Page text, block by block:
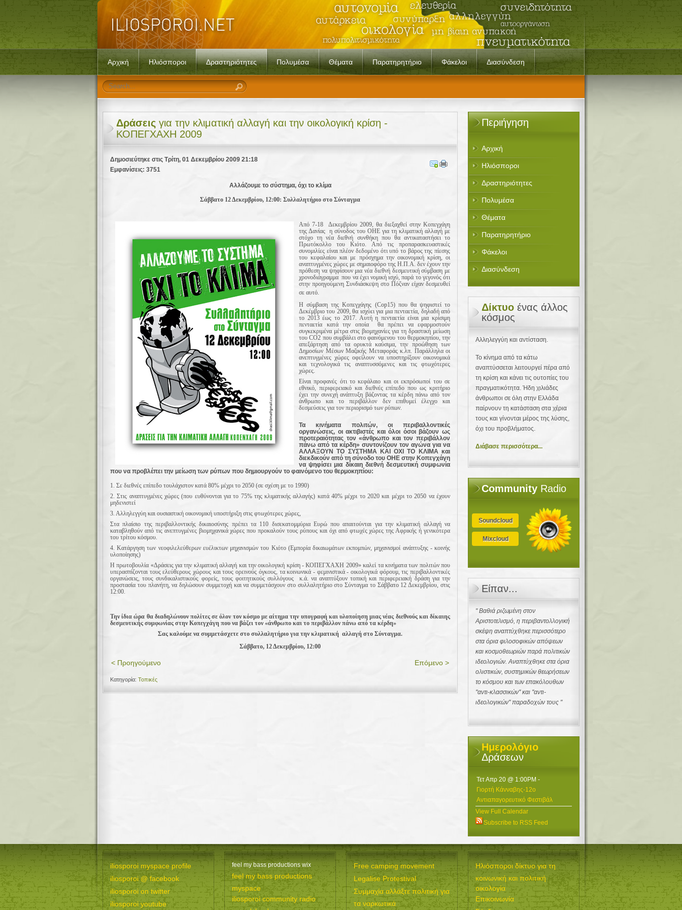
Αρχική Ηλιόσποροι Δραστηριότητες Πολυμέσα Θέματα Παρατηρητήριο Φάκελοι Διασύνδεση
Δράσεις για την κλιματική αλλαγή και την οικολογική κρίση -
ΚΟΠΕΓΧΑΧΗ 2009
Δημοσιεύτηκε στις Τρίτη, 01 Δεκεμβρίου 2009 21:18
Εμφανίσεις: 3751
Αλλάζουμε το σύστημα, όχι το κλίμα
Σάββατο 12 Δεκεμβρίου, 12:00: Συλλαλητήριο στο Σύνταγμα
Από 7-18 Δεκεμβρίου 2009, θα διεξαχθεί στην Κοπεγχάγη
της Δανίας η σύνοδος του ΟΗΕ για τη κλιματική αλλαγή με
στόχο τη νέα διεθνή συνθήκη που θα αντικαταστήσει το
Πρωτόκολλο του Κιότο. Από τις προπαρασκευαστικές
συνομιλίες είναι πλέον δεδομένο ότι υπό το βάρος της πίεσης
του κεφαλαίου και με πρόσχημα την οικονομική κρίση, οι
αναπτυγμένες χώρες με σημαιοφόρο της Η.Π.Α. δεν έχουν την
πρόθεση να ψηφίσουν μια νέα διεθνή δεσμευτική σύμβαση με
χρονοδιάγραμμα που να έχει νομική ισχύ, παρά το γεγονός ότι
στην προηγούμενη Συνδιάσκεψη στο Πόζναν είχαν δεσμευθεί
σε αυτό.
Η σύμβαση της Κοπεγχάγης (Cop15) που θα ψηφιστεί το
Δεκέμβριο του 2009, θα ισχύει για μια πενταετία, δηλαδή από
το 2013 έως το 2017. Αυτή η πενταετία είναι μια κρίσιμη
πενταετία κατά την οποία θα πρέπει να εφαρμοστούν
συγκεκριμένα μέτρα στις βιομηχανίες για τη δραστική μείωση
τουCO2 που συμβάλει στο φαινόμενου του θερμοκηπίου, την
απεξάρτηση από τα ορυκτά καύσιμα, την προώθηση των
Δημοσίων Μέσων Μαζικής Μεταφοράς κ.λπ. Παράλληλα οι
ανεπτυγμένες χώρες οφείλουν να υποστηρίξουν οικονομικά
και τεχνολογικά τις αναπτυσσόμενες και τις φτωχότερες
χώρες.
Είναι προφανές ότι το κεφάλαιο και οι εκπρόσωποί του σε
εθνικό, περιφερειακό και διεθνές επίπεδο που ως κριτήριο
έχει την συνεχή ανάπτυξη βάζοντας τα κέρδη πάνω από τον
άνθρωπο και το περιβάλλον δεν επιθυμεί έλεγχο και
δεσμεύσεις για τον περιορισμό των ρύπων.
Τα κινήματα πολιτών, οι περιβαλλοντικές
οργανώσεις, οι ακτιβιστές και όλοι όσοι βάζουν ως
προτεραιότητας τον «άνθρωπο και τον περιβάλλον
πάνω από τα κέρδη» συντονίζουν τον αγώνα για να
ΑΛΛΑΞΟΥΝ ΤΟ ΣΥΣΤΗΜΑ ΚΑΙ ΟΧΙ ΤΟ ΚΛΙΜΑ και
διεκδικούν από τη σύνοδο του ΟΗΕ στην Κοπεγχάγη
να ψηφίσει μια δίκαιη διεθνή δεσμευτική συμφωνία
που να προβλέπει την μείωση των ρύπων που δημιουργούν το φαινόμενο του θερμοκηπίου:
1. Σε διεθνές επίπεδο τουλάχιστον κατά 80% μέχρι το 2050 (σε σχέση με το 1990)
2. Στις αναπτυγμένες χώρες (που ευθύνονται για το 75% της κλιματικής αλλαγής) κατά 40% μέχρι το 2020 και μέχρι το 2050 να έχουν
μηδενιστεί
3. Αλληλεγγύη και ουσιαστική οικονομική υποστήριξη στις φτωχότερες χώρες,
Στα πλαίσιο της περιβαλλοντικής δικαιοσύνης πρέπει τα 110 δισεκατομμύρια Eυρώ που απαιτούνται για την κλιματική αλλαγή να
καταβληθούν από τις ανεπτυγμένες βιομηχανικά χώρες που προκαλούν τους ρύπους και όχι από φτωχές χώρες της Αφρικής ή γενικότερα
του τρίτου κόσμου.
4. Κατάργηση των νεοφιλελεύθερων ευέλικτων μηχανισμών του Κιότο (Εμπορία δικαιωμάτων εκπομπών, μηχανισμοί ανάπτυξης - κοινής
υλοποίησης)
Η πρωτοβουλία «Δράσεις για την κλιματική αλλαγή και την οικολογική κρίση - ΚΟΠΕΓΧΑΧΗ 2009» καλεί τα κινήματα των πολιτών που
υπερασπίζονται τους ελεύθερους χώρους και τους ορεινούς όγκους, τα κοινωνικά - φεμινιστικά - οικολογικά φόρουμ, τις περιβαλλοντικές
οργανώσεις, τους συνδικαλιστικούς φορείς, τους φοιτητικούς συλλόγους κ.ά. να αναπτύξουν τοπική και περιφερειακή δράση για την
προστασία του πλανήτη, να δηλώσουν συμμετοχή και να συμμετάσχουν στο συλλαλητήριο στο Σύνταγμα το Σάββατο 12 Δεκεμβρίου, στις
12:00.
Την ίδια ώρα θα διαδηλώνουν πολίτες σε όλον τον κόσμο με αίτημα την υπογραφή και υλοποίηση μιας νέας διεθνούς και δίκαιης
δεσμευτικής συμφωνίας στην Κοπεγχάγη που να βάζει τον «άνθρωπο και το περιβάλλον πάνω από τα κέρδη»
Σας καλούμε να συμμετάσχετε στο συλλαλητήριο για την κλιματική αλλαγή στο Σύνταγμα.
Σάββατο, 12 Δεκεμβρίου, 12:00
< Προηγούμενο Επόμενο >
Κατηγορία: Τοπικές
Περιήγηση
Αρχική
Ηλιόσποροι
Δραστηριότητες
Πολυμέσα
Θέματα
Παρατηρητήριο
Φάκελοι
Διασύνδεση
Δίκτυο ένας άλλος
κόσμος
Αλληλεγγύη και αντίσταση.
Το κίνημα από τα κάτω
αναπτύσσεται λειτουργεί πέρα από
τη κρίση και κάνει τις ουτοπίες του
πραγματικότητα. Ήδη χιλιάδες
άνθρωποι σε όλη στην Ελλάδα
παίρνουν τη κατάσταση στα χέρια
τους και γίνονται μέρος της λύσης,
όχι του προβλήματος.
Διάβασε περισσότερα...
Community Radio
Soundcloud
Mixcloud
Είπαν...
" Βαθιά ριζωμένη στον
Αριστοτελισμό, η περιβαντολλογική
σκέψη αναπτύχθηκε περισσότερο
στα όρια φιλοσοφικών απόψεων
και κοσμοθεωριών παρά πολιτικών
ιδεολογιών. Αναπτύχθηκε στα όρια
ολιστικών, συστημικών θεωρήσεων
το κόσμου και των επακόλουθων
''αντι-κλασσικών'' και ''αντι-
ιδεολογικών'' παραδοχών τους "
Ημερολόγιο
Δράσεων
Τετ Απρ 20 @ 1:00PM -
Γιορτή Κάνναβης-12ο
Αντιαπαγορευτικό Φεστιβάλ
View Full Calendar
Subscribe to RSS Feed
iliosporoi myspace profile
iliosporoi @ facebook
iliosporoi on twitter
iliosporoi youtube
feel my bass productions wix
feel my bass productions
myspace
iliosporoi community radio
Free camping movement
Legalise Protestival
Συμμαχία αλλάξτε πολιτική για
τα ναρκωτικά
Ηλιόσποροι δίκτυο για τη
κοινωνική και πολιτική
οικολογία
Επικοινωνία